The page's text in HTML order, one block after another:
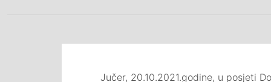
Jučer, 20.10.2021.godine, u posjeti